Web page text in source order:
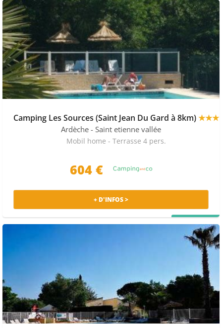
Camping Les Sources (Saint Jean Du Gard à 8km)★★★
Ardèche - Saint etienne vallée
Mobil home - Terrasse 4 pers.
604 €
+ D'INFOS >